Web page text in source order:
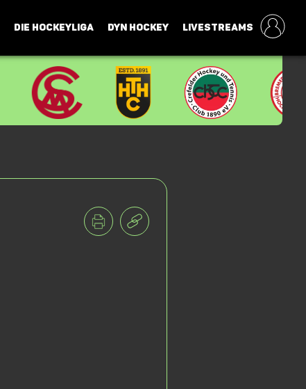
DIE HOCKEYLIGA DYN HOCKEY LIVESTREAMS